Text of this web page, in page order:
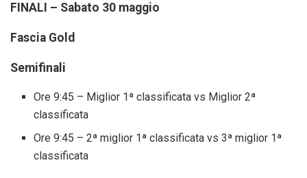
FINALI – Sabato 30 maggio
Fascia Gold
Semifinali
Ore 9:45 – Miglior 1ª classificata vs Miglior 2ª
classificata
Ore 9:45 – 2ª miglior 1ª classificata vs 3ª miglior 1ª
classificata